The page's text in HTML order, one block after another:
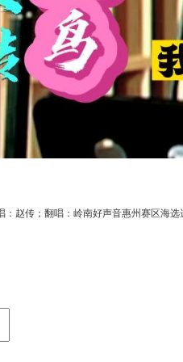
：赵传；翻唱：岭南好声音惠州赛区海选